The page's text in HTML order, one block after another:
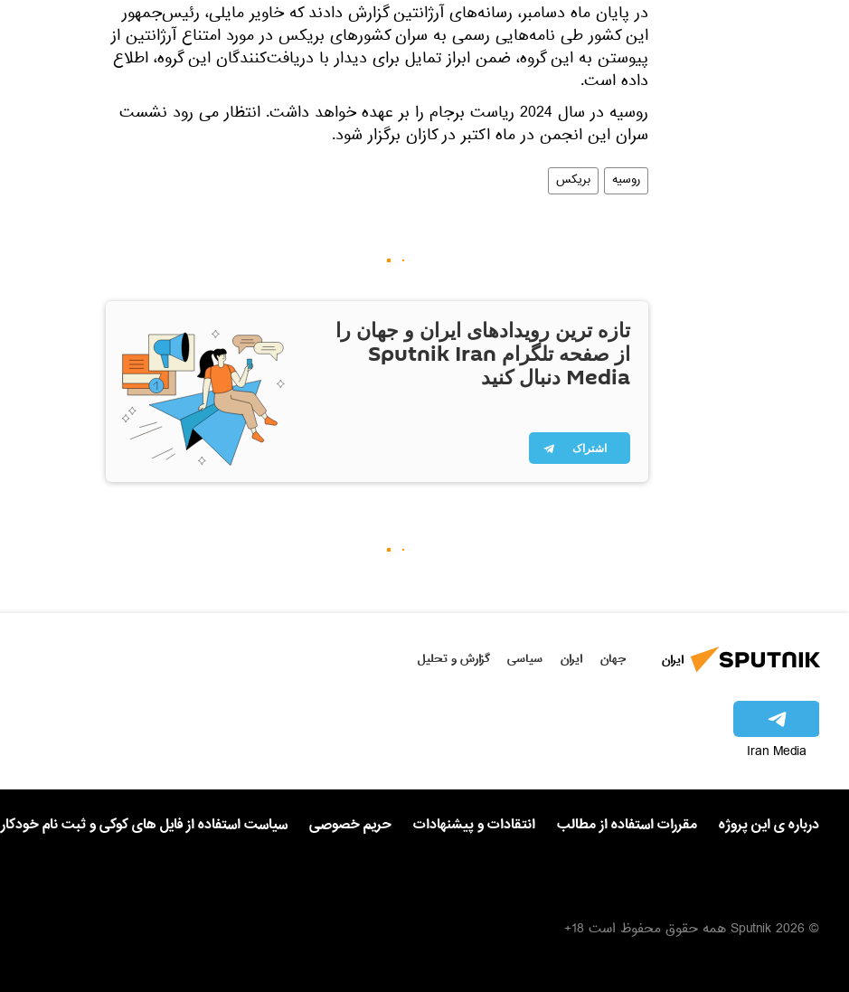
در پایان ماه دسامبر، رسانه‌های آرژانتین گزارش دادند که خاویر مایلی، رئیس‌جمهور
این کشور طی نامه‌هایی رسمی به سران کشورهای بریکس در مورد امتناع آرژانتین از
پیوستن به این گروه، ضمن ابراز تمایل برای دیدار با دریافت‌کنندگان این گروه، اطلاع
داده است.
روسیه در سال 2024 ریاست برجام را بر عهده خواهد داشت. انتظار می رود نشست
سران این انجمن در ماه اکتبر در کازان برگزار شود.
روسیه بریکس
تازه ترین رویدادهای ایران و جهان را
از صفحه تلگرام Sputnik Iran
Media دنبال کنید
اشتراک
ایران جهان ایران سیاسی گزارش و تحلیل
Iran Media
درباره ی این پروژه مقررات استفاده از مطالب انتقادات و پیشنهادات حریم خصوصی سیاست استفاده از فایل های کوکی و ثبت نام خودکار
© 2026 Sputnik همه حقوق محفوظ است 18+